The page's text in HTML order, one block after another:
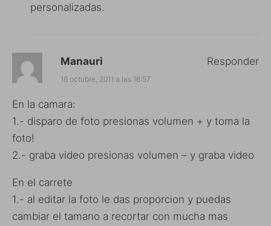
personalizadas.
Manauri
16 octubre, 2011 a las 16:57
En la camara:
1.- disparo de foto presionas volumen + y toma la
foto!
2.- graba video presionas volumen – y graba video
En el carrete
1.- al editar la foto le das proporcion y puedas
cambiar el tamano a recortar con mucha mas
Responder